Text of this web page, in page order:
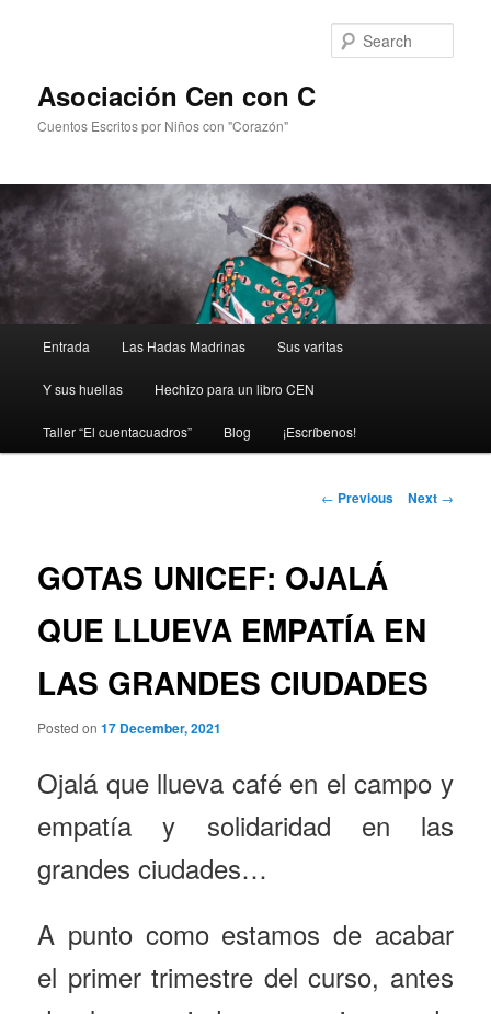
Asociación Cen con C
Cuentos Escritos por Niños con "Corazón"
Skip
to
primary
Entrada Las Hadas Madrinas Sus varitas
Y sus huellas Hechizo para un libro CEN
Taller “El cuentacuadros” Blog ¡Escríbenos!
Post
← Previous Next →
GOTAS UNICEF: OJALÁ
QUE LLUEVA EMPATÍA EN
LAS GRANDES CIUDADES
Posted on17 December, 2021
Ojalá que llueva café en el campo y
empatía y solidaridad en las
grandes ciudades…
A punto como estamos de acabar
el primer trimestre del curso, antes